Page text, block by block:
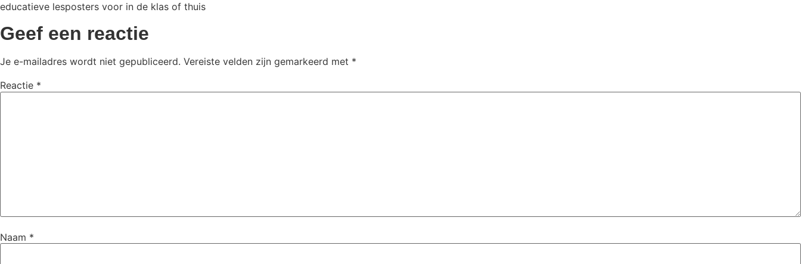
educatieve lesposters voor in de klas of thuis
Geef een reactie
Je e-mailadres wordt niet gepubliceerd. Vereiste velden zijn gemarkeerd met *
Reactie *
Naam *